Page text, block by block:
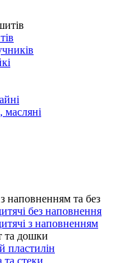
масляні
наповненням та без
без наповнення
з наповненням
та дошки
пластилін
стеки